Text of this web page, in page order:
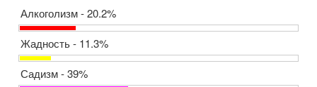
Алкоголизм - 20.2%
Жадность - 11.3%
Садизм - 39%